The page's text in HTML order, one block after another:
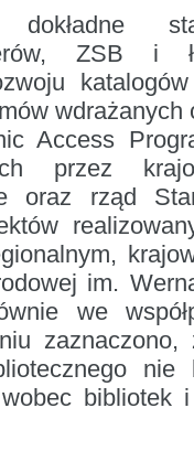
ZSB i
wdrażanych
Access
przez
oraz rząd
im.
we
zaznaczono,
bibliotek i